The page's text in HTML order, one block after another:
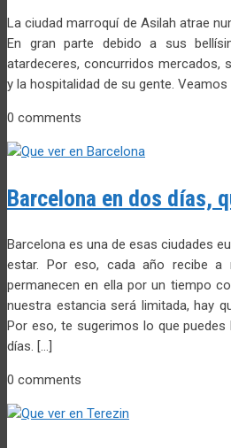
La ciudad marroquí de Asilah atrae
En gran parte debido a sus
atardeceres, concurridos mercados,
y la hospitalidad de su gente.
0 comments
Barcelona en dos días,
Barcelona es una de esas ciudades
estar. Por eso, cada año recibe a
permanecen en ella por un tiempo
nuestra estancia será limitada, hay
Por eso, te sugerimos lo que
días. […]
0 comments